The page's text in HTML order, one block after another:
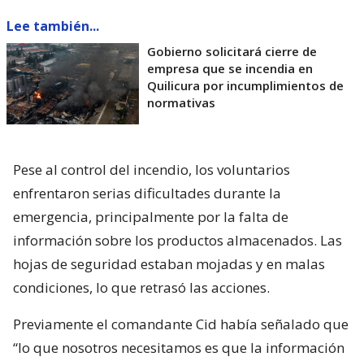
Lee también...
Gobierno solicitará cierre de
empresa que se incendia en
Quilicura por incumplimientos de
normativas
Pese al control del incendio, los voluntarios
enfrentaron serias dificultades durante la
emergencia, principalmente por la falta de
información sobre los productos almacenados. Las
hojas de seguridad estaban mojadas y en malas
condiciones, lo que retrasó las acciones.
Previamente el comandante Cid había señalado que
“lo que nosotros necesitamos es que la información